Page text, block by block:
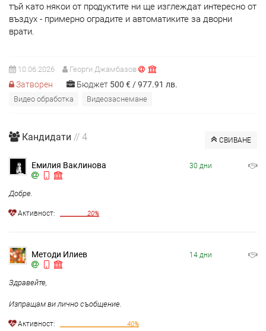
тъй като някои от продуктите ни ще изглеждат интересно от
въздух - примерно оградите и автоматиките за дворни
врати.
10.06.2026 Георги Джамбазов
Затворен Бюджет 500 € 977.91 лв.
Видео обработка Видеозаснемане
Кандидати // 4 СВИВАНЕ
Емилия Ваклинова
Добре.
Aктивност: 20%
30 дни
Методи Илиев
Здравейте,
Изпращам ви лично съобщение.
Aктивност: 40%
14 дни